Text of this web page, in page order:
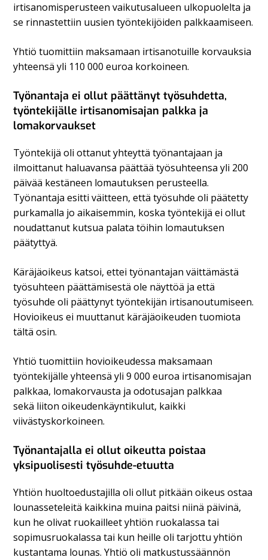
irtisanomisperusteen vaikutusalueen ulkopuolelta ja
se rinnastettiin uusien työntekijöiden palkkaamiseen.
Yhtiö tuomittiin maksamaan irtisanotuille korvauksia
yhteensä yli 110 000 euroa korkoineen.
Työnantaja ei ollut päättänyt työsuhdetta,
työntekijälle irtisanomisajan palkka ja
lomakorvaukset
Työntekijä oli ottanut yhteyttä työnantajaan ja
ilmoittanut haluavansa päättää työsuhteensa yli 200
päivää kestäneen lomautuksen perusteella.
Työnantaja esitti väitteen, että työsuhde oli päätetty
purkamalla jo aikaisemmin, koska työntekijä ei ollut
noudattanut kutsua palata töihin lomautuksen
päätyttyä.
Käräjäoikeus katsoi, ettei työnantajan väittämästä
työsuhteen päättämisestä ole näyttöä ja että
työsuhde oli päättynyt työntekijän irtisanoutumiseen.
Hovioikeus ei muuttanut käräjäoikeuden tuomiota
tältä osin.
Yhtiö tuomittiin hovioikeudessa maksamaan
työntekijälle yhteensä yli 9 000 euroa irtisanomisajan
palkkaa, lomakorvausta ja odotusajan palkkaa
sekä liiton oikeudenkäyntikulut, kaikki
viivästyskorkoineen.
Työnantajalla ei ollut oikeutta poistaa
yksipuolisesti työsuhde-etuutta
Yhtiön huoltoedustajilla oli ollut pitkään oikeus ostaa
lounasseteleitä kaikkina muina paitsi niinä päivinä,
kun he olivat ruokailleet yhtiön ruokalassa tai
sopimusruokalassa tai kun heille oli tarjottu yhtiön
kustantama lounas. Yhtiö oli matkustussäännön